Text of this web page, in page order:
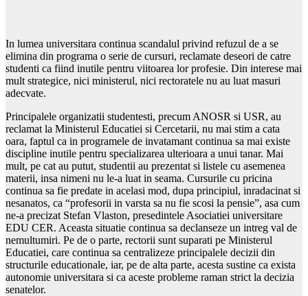
In lumea universitara continua scandalul privind refuzul de a se
elimina din programa o serie de cursuri, reclamate deseori de catre
studenti ca fiind inutile pentru viitoarea lor profesie. Din interese mai
mult strategice, nici ministerul, nici rectoratele nu au luat masuri
adecvate.
Principalele organizatii studentesti, precum ANOSR si USR, au
reclamat la Ministerul Educatiei si Cercetarii, nu mai stim a cata
oara, faptul ca in programele de invatamant continua sa mai existe
discipline inutile pentru specializarea ulterioara a unui tanar. Mai
mult, pe cat au putut, studentii au prezentat si listele cu asemenea
materii, insa nimeni nu le-a luat in seama. Cursurile cu pricina
continua sa fie predate in acelasi mod, dupa principiul, inradacinat si
nesanatos, ca “profesorii in varsta sa nu fie scosi la pensie”, asa cum
ne-a precizat Stefan Vlaston, presedintele Asociatiei universitare
EDU CER. Aceasta situatie continua sa declanseze un intreg val de
nemultumiri. Pe de o parte, rectorii sunt suparati pe Ministerul
Educatiei, care continua sa centralizeze principalele decizii din
structurile educationale, iar, pe de alta parte, acesta sustine ca exista
autonomie universitara si ca aceste probleme raman strict la decizia
senatelor.